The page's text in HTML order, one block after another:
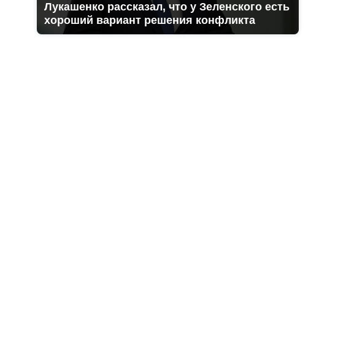
Лукашенко рассказал, что у Зеленского есть
хороший вариант решения конфликта